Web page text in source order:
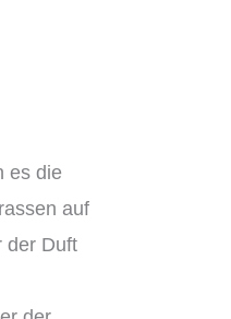
es die
auf
der Duft